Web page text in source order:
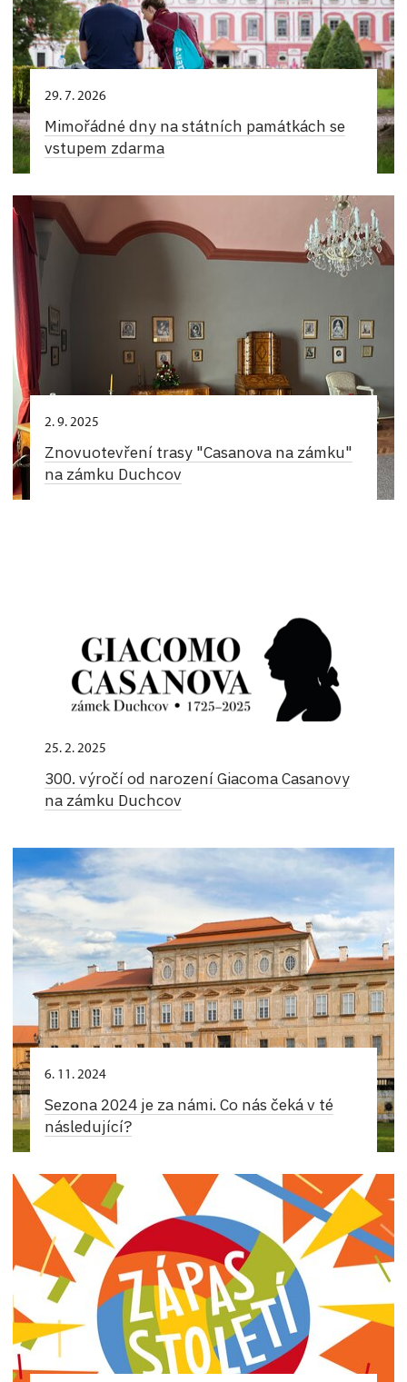
29. 7. 2026
Mimořádné dny na státních památkách se
vstupem zdarma
2. 9. 2025
Znovuotevření trasy "Casanova na zámku"
na zámku Duchcov
25. 2. 2025
300. výročí od narození Giacoma Casanovy
na zámku Duchcov
6. 11. 2024
Sezona 2024 je za námi. Co nás čeká v té
následující?